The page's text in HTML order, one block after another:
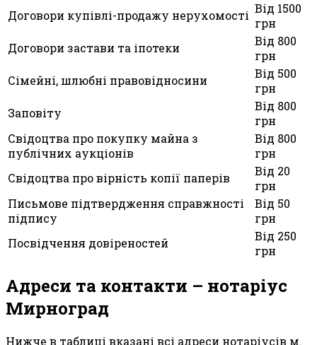
Договори купівлі-продажу нерухомості Від 1500
грн
Договори застави та іпотеки
Від 800
грн
Сімейні, шлюбні правовідносини
Від 500
грн
Заповіту
Від 800
грн
Свідоцтва про покупку майна з
публічних аукціонів
Від 800
грн
Свідоцтва про вірність копії паперів
Від 20
грн
Письмове підтвердження справжності
підпису
Від 50
грн
Посвідчення довіреностей
Від 250
грн
Адреси та контакти – нотаріус
Мирноград
Нижче в таблиці вказані всі адреси нотаріусів м.